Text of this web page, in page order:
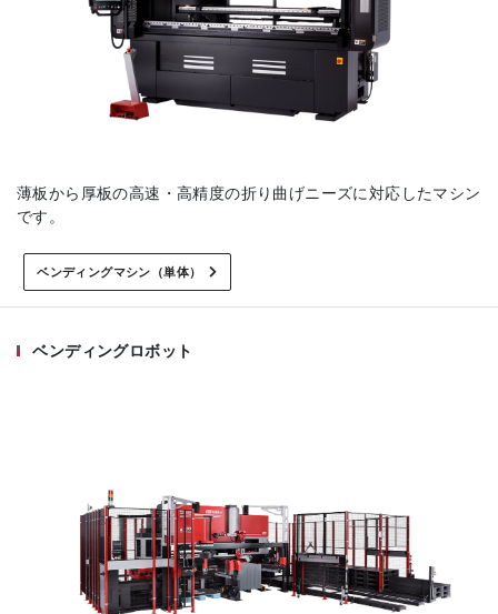
薄板から厚板の高速・高精度の折り曲げニーズに対応したマシン
です。
ベンディングマシン（単体）
ベンディングロボット